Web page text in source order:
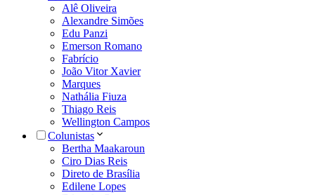
Alê Oliveira
Alexandre Simões
Edu Panzi
Emerson Romano
Fabrício
João Vitor Xavier
Marques
Nathália Fiuza
Thiago Reis
Wellington Campos
Colunistas
Bertha Maakaroun
Ciro Dias Reis
Direto de Brasília
Edilene Lopes